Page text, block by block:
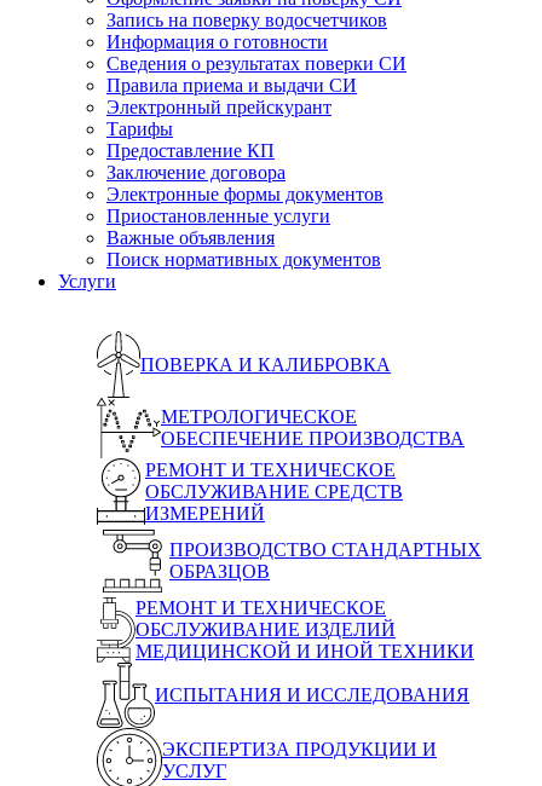
Запись на поверку водосчетчиков
Информация о готовности
Сведения о результатах поверки СИ
Правила приема и выдачи СИ
Электронный прейскурант
Тарифы
Предоставление КП
Заключение договора
Электронные формы документов
Приостановленные услуги
Важные объявления
Поиск нормативных документов
Услуги
ПОВЕРКА И КАЛИБРОВКА
МЕТРОЛОГИЧЕСКОЕ
ОБЕСПЕЧЕНИЕ ПРОИЗВОДСТВА
РЕМОНТ И ТЕХНИЧЕСКОЕ
ОБСЛУЖИВАНИЕ СРЕДСТВ
ИЗМЕРЕНИЙ
ПРОИЗВОДСТВО СТАНДАРТНЫХ
ОБРАЗЦОВ
РЕМОНТ И ТЕХНИЧЕСКОЕ
ОБСЛУЖИВАНИЕ ИЗДЕЛИЙ
МЕДИЦИНСКОЙ И ИНОЙ ТЕХНИКИ
ИСПЫТАНИЯ И ИССЛЕДОВАНИЯ
ЭКСПЕРТИЗА ПРОДУКЦИИ И
УСЛУГ